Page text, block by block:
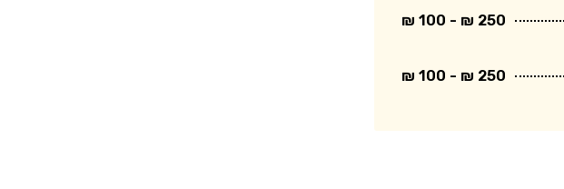
250 ₪ - 100 ₪
250 ₪ - 100 ₪